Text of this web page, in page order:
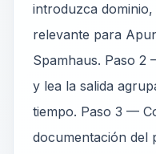
introduzca
relevante para
Spamhaus. Paso 2
y lea la salida
tiempo. Paso 3 —
documentación del